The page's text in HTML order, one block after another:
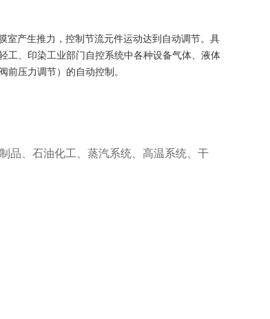
室产生推力，控制节流元件运动达到自动调节。具
工、印染工业部门自控系统中各种设备气体、液体
前压力调节）的自动控制。
品、石油化工、蒸汽系统、高温系统、干